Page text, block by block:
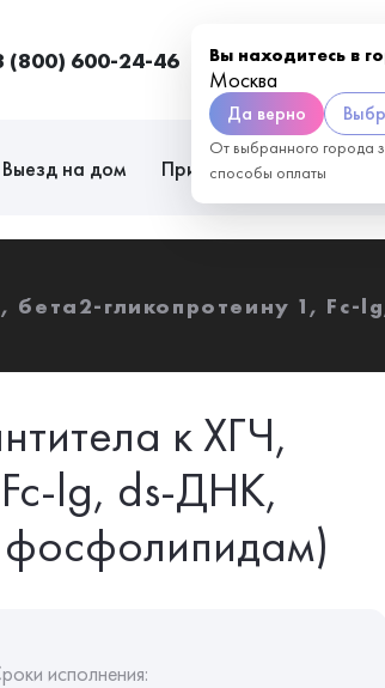
(800) 600-24-46 Вы находитесь в
Москва
Да верно
От выбранного города
способы оплаты
Москва
Выезд на дом Приём врачей
гликопротеину 1, Fc-
к ХГЧ,
lg, ds-ДНК,
фосфолипидам)
исполнения: